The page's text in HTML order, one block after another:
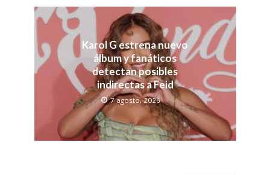
Karol G estrena nuevo
álbum y fanáticos
detectan posibles
indirectas a Feid
7 agosto, 2026